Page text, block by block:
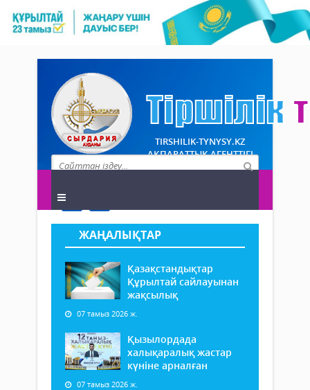
TIRSHILIK-TYNYSY.KZ
АҚПАРАТТЫҚ АГЕНТТІГІ
ЖАҢАЛЫҚТАР
Қазақстандықтар
Құрылтай сайлауынан
жақсылық
07 тамыз 2026 ж.
Қызылордада
халықаралық жастар
күніне арналған
07 тамыз 2026 ж.